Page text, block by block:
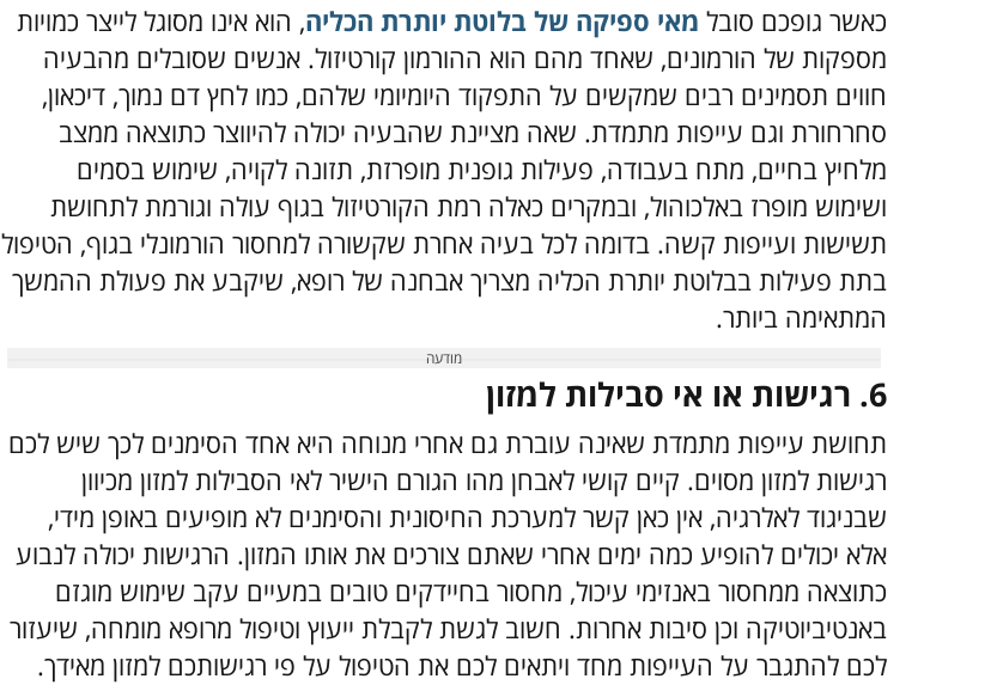
כאשר גופכם סובל מאי ספיקה של בלוטת יותרת הכליה, הוא אינו מסוגל לייצר כמויות
מספקות של הורמונים, שאחד מהם הוא ההורמון קורטיזול. אנשים שסובלים מהבעיה
חווים תסמינים רבים שמקשים על התפקוד היומיומי שלהם, כמו לחץ דם נמוך, דיכאון,
סחרחורת וגם עייפות מתמדת. שאה מציינת שהבעיה יכולה להיווצר כתוצאה ממצב
מלחיץ בחיים, מתח בעבודה, פעילות גופנית מופרזת, תזונה לקויה, שימוש בסמים
ושימוש מופרז באלכוהול, ובמקרים כאלה רמת הקורטיזול בגוף עולה וגורמת לתחושת
תשישות ועייפות קשה. בדומה לכל בעיה אחרת שקשורה למחסור הורמונלי בגוף, הטיפול
בתת פעילות בבלוטת יותרת הכליה מצריך אבחנה של רופא, שיקבע את פעולת ההמשך
המתאימה ביותר.
6. רגישות או אי סבילות למזון
תחושת עייפות מתמדת שאינה עוברת גם אחרי מנוחה היא אחד הסימנים לכך שיש לכם
רגישות למזון מסוים. קיים קושי לאבחן מהו הגורם הישיר לאי הסבילות למזון מכיוון
שבניגוד לאלרגיה, אין כאן קשר למערכת החיסונית והסימנים לא מופיעים באופן מידי,
אלא יכולים להופיע כמה ימים אחרי שאתם צורכים את אותו המזון. הרגישות יכולה לנבוע
כתוצאה ממחסור באנזימי עיכול, מחסור בחיידקים טובים במעיים עקב שימוש מוגזם
באנטיביוטיקה וכן סיבות אחרות. חשוב לגשת לקבלת ייעוץ וטיפול מרופא מומחה, שיעזור
לכם להתגבר על העייפות מחד ויתאים לכם את הטיפול על פי רגישותכם למזון מאידך.